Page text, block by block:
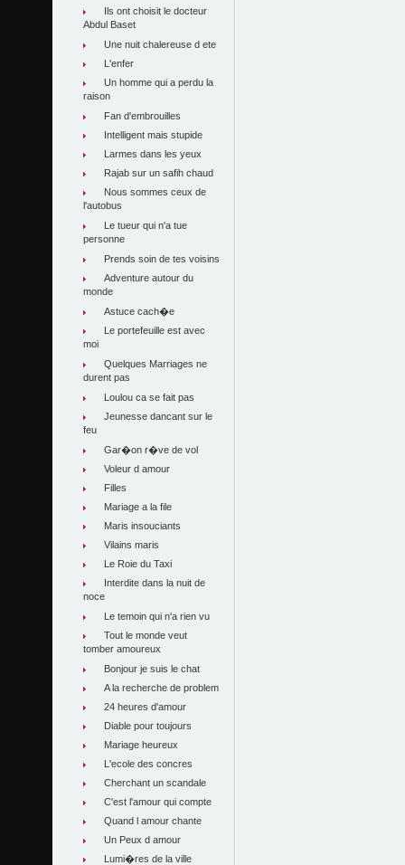
Ils ont choisit le docteur
Abdul Baset
Une nuit chalereuse d ete
L'enfer
Un homme qui a perdu la
raison
Fan d'embrouilles
Intelligent mais stupide
Larmes dans les yeux
Rajab sur un safih chaud
Nous sommes ceux de
l'autobus
Le tueur qui n'a tue
personne
Prends soin de tes voisins
Adventure autour du
monde
Astuce cach�e
Le portefeuille est avec
moi
Quelques Marriages ne
durent pas
Loulou ca se fait pas
Jeunesse dancant sur le
feu
Gar�on r�ve de vol
Voleur d amour
Filles
Mariage a la file
Maris insouciants
Vilains maris
Le Roie du Taxi
Interdite dans la nuit de
noce
Le temoin qui n'a rien vu
Tout le monde veut
tomber amoureux
Bonjour je suis le chat
A la recherche de problem
24 heures d'amour
Diable pour toujours
Mariage heureux
L'ecole des concres
Cherchant un scandale
C'est l'amour qui compte
Quand l amour chante
Un Peux d amour
Lumi�res de la ville